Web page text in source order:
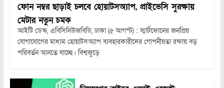
ফোন নম্বর ছাড়াই চলবে হোয়াটসঅ্যাপ, প্রাইভেসি সুরক্ষায়
মেটার নতুন চমক
আইটি ডেস্ক, এবিসিনিউজবিডি, ঢাকা (৫ আগস্ট) : স্মার্টফোনের জনপ্রিয়
যোগাযোগের মাধ্যম হোয়াটসঅ্যাপ ব্যবহারকারীদের গোপনীয়তা রক্ষায় বড়
পরিবর্তন আনতে যাচ্ছে। বিশ্বজুড়ে